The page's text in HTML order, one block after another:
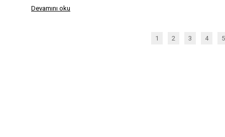
Devamını oku
1 2 3 4 5